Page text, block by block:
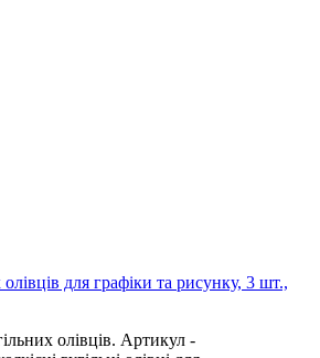
для графіки та рисунку, 3 шт.,
олівців. Артикул -